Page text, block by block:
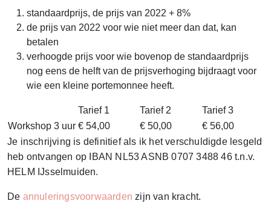
standaardprijs, de prijs van 2022 + 8%
de prijs van 2022 voor wie niet meer dan dat, kan
betalen
verhoogde prijs voor wie bovenop de standaardprijs
nog eens de helft van de prijsverhoging bijdraagt voor
wie een kleine portemonnee heeft.
Tarief 1 Tarief 2
Tarief 3
Workshop 3 uur € 54,00 € 50,00
€ 56,00
Je inschrijving is definitief als ik het verschuldigde lesgeld
heb ontvangen op IBAN NL53 ASNB 0707 3488 46 t.n.v.
HELM IJsselmuiden.
De annuleringsvoorwaarden zijn van kracht.